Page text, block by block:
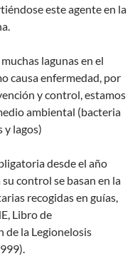
este agente en la
lagunas en el
causa enfermedad, por
y control, estamos
ambiental (bacteria
y lagos)
desde el año
control se basan en la
recogidas en guías,
Libro de
de la Legionelosis